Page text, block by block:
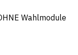
Wahlmodule